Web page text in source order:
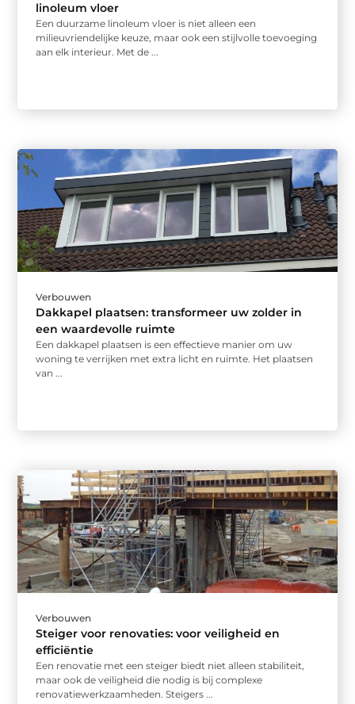
linoleum vloer
Een duurzame linoleum vloer is niet alleen een
milieuvriendelijke keuze, maar ook een stijlvolle toevoeging
aan elk interieur. Met de ...
Verbouwen
Dakkapel plaatsen: transformeer uw zolder in
een waardevolle ruimte
Een dakkapel plaatsen is een effectieve manier om uw
woning te verrijken met extra licht en ruimte. Het plaatsen
van ...
Verbouwen
Steiger voor renovaties: voor veiligheid en
efficiëntie
Een renovatie met een steiger biedt niet alleen stabiliteit,
maar ook de veiligheid die nodig is bij complexe
renovatiewerkzaamheden. Steigers ...